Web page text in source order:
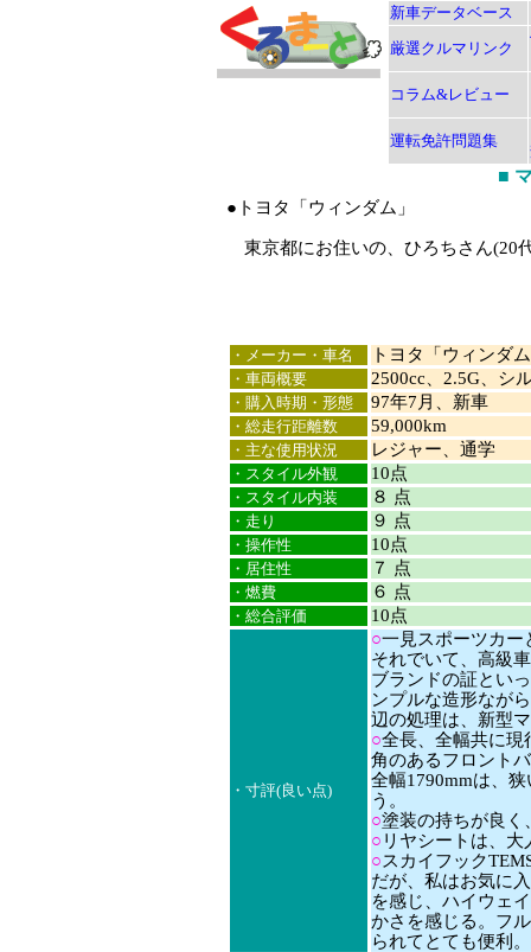
新車データベース
厳選クルマリンク
コラム&レビュー
運転免許問題集
■
●トヨタ「ウィンダム」
東京都にお住いの、ひろちさん(20
・メーカー・車名 トヨタ「ウィンダ
・車両概要 2500cc、2.5G、シ
・購入時期・形態 97年7月、新車
・総走行距離数 59,000km
・主な使用状況 レジャー、通学
・スタイル外観 10点
・スタイル内装 ８ 点
・走り ９ 点
・操作性 10点
・居住性 ７ 点
・燃費 ６ 点
・総合評価 10点
・寸評(良い点)
○一見スポーツカー
それでいて、高級
ブランドの証とい
ンプルな造形なが
辺の処理は、新型
○全長、全幅共に現
角のあるフロント
全幅1790mmは、
う。
○塗装の持ちが良く
○ リヤシートは、
○スカイフック
だが、私はお気に
を感じ、ハイウェ
かさを感じる。フ
られてとても便利。